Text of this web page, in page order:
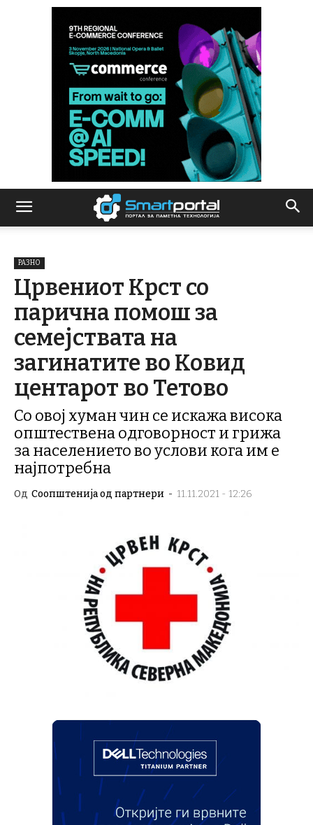
РАЗНО
Црвениот Крст со
парична помош за
семејствата на
загинатите во Ковид
центарот во Тетово
Со овој хуман чин се искажа висока
општествена одговорност и грижа
за населението во услови кога им е
најпотребна
Од Соопштенија од партнери - 11.11.2021 - 12:26